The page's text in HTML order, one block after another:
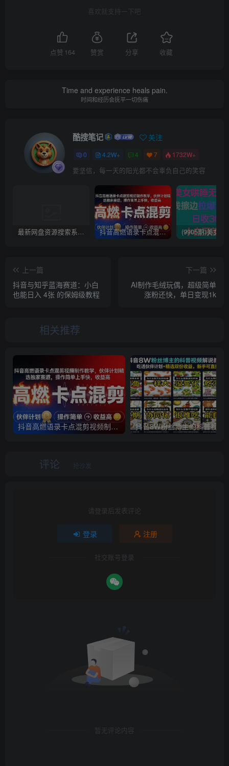
喜欢就支持一下吧
点赞 164 赞赏 分享 收藏
Time and experience heals pain.
时间和经历会抚平一切伤痛
酷搜笔记 关注
0 4.2W+ 4 7 1732W+
要坚信，每一天的阳光都不会辜负自己的笑容
最新网盘资源搜索系统，电视直播，Alist聚合播放 抖音高燃语录卡点混剪视频制作教学，伙伴计划精选独家赛道，操作简单上手快，收益高
上一篇
抖音与知乎蓝海赛道：小白
也能日入 4张 的保姆级教程
下一篇
AI制作毛绒玩偶，超级简单
涨粉还快，单日变现1k
相关推荐
抖音高燃语录卡点混剪视频制作教学，伙伴计划精选独家赛道，操作简单上手快，收益高
评论 抢沙发
请登录后发表评论
登录 注册
社交账号登录
暂无评论内容